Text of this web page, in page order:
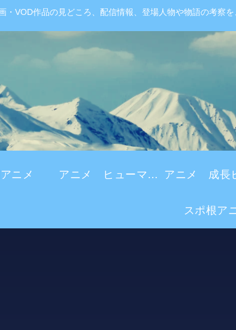
・VOD作品の見どころ、配信情報、登場人物や物語の考察
ニメ アニメ ヒューマンドラマ
スポ根ア